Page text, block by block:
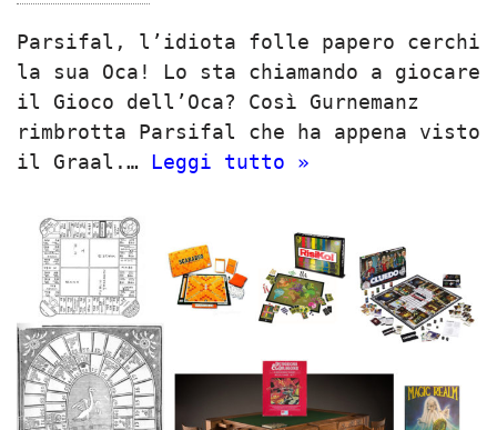
Parsifal, l’idiota folle papero cerchi
la sua Oca! Lo sta chiamando a giocare
il Gioco dell’Oca? Così Gurnemanz
rimbrotta Parsifal che ha appena visto
il Graal.… Leggi tutto »